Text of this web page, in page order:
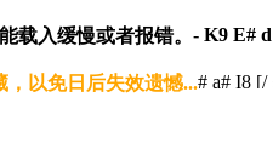
载入缓慢或者报错。 - K9 E#
，以免日后失效遗憾...# a# I8 [/